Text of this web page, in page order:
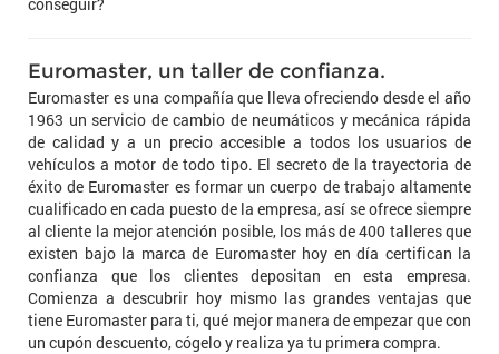
Euromaster, un taller de confianza.
Euromaster es una compañía que lleva ofreciendo desde el año
1963 un servicio de cambio de neumáticos y mecánica rápida
de calidad y a un precio accesible a todos los usuarios de
vehículos a motor de todo tipo. El secreto de la trayectoria de
éxito de Euromaster es formar un cuerpo de trabajo altamente
cualificado en cada puesto de la empresa, así se ofrece siempre
al cliente la mejor atención posible, los más de 400 talleres que
existen bajo la marca de Euromaster hoy en día certifican la
confianza que los clientes depositan en esta empresa.
Comienza a descubrir hoy mismo las grandes ventajas que
tiene Euromaster para ti, qué mejor manera de empezar que con
un cupón descuento, cógelo y realiza ya tu primera compra.